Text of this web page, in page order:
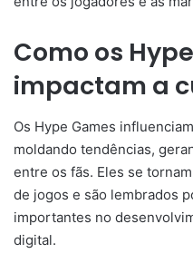
Como os
impactam a
Os Hype Games
moldando tendências,
entre os fãs. Eles se
de jogos e são lembrados
importantes no
digital.